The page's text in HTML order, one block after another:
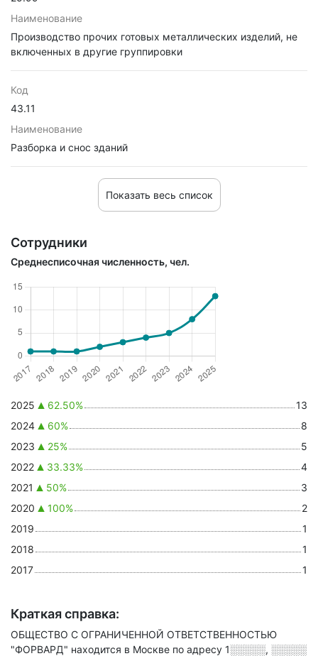
Наименование
Производство прочих готовых металлических изделий, не
включенных в другие группировки
Код
43.11
Наименование
Разборка и снос зданий
Показать весь список
Сотрудники
Среднесписочная численность, чел.
2025 62.50%
13
2024
60%
8
2023
25%
5
2022
33.33%
4
2021
50%
3
2020
100%
2
2019
1
2018
1
2017
1
Краткая справка:
ОБЩЕСТВО С ОГРАНИЧЕННОЙ ОТВЕТСТВЕННОСТЬЮ
"ФОРВАРД" находится в Москве по адресу 1░░░░░, ░░░░░